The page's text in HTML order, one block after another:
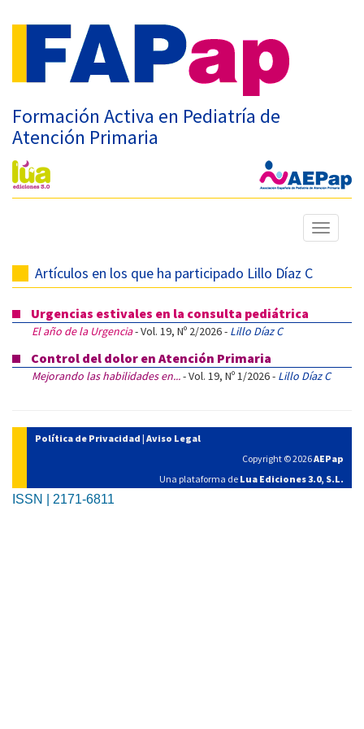
Formación Activa en Pediatría de
Atención Primaria
Mostrar
menú
Artículos en los que ha participado Lillo Díaz C
Urgencias estivales en la consulta pediátrica
El año de la Urgencia- Vol. 19, Nº 2/2026 - Lillo Díaz C
Control del dolor en Atención Primaria
Mejorando las habilidades en...- Vol. 19, Nº 1/2026 - Lillo Díaz C
Política de Privacidad | Aviso Legal
Copyright © 2026AEPap
Una plataforma de Lua Ediciones 3.0, S.L.
ISSN | 2171-6811